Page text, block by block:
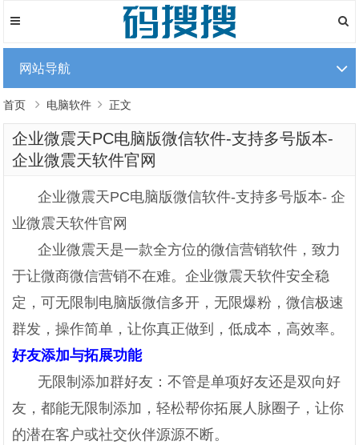
网站导航
首页 电脑软件 正文
企业微震天PC电脑版微信软件-支持多号版本-
企业微震天软件官网
企业微震天PC电脑版微信软件-支持多号版本- 企
业微震天软件官网
企业微震天是一款全方位的微信营销软件，致力
于让微商微信营销不在难。企业微震天软件安全稳
定，可无限制电脑版微信多开，无限爆粉，微信极速
群发，操作简单，让你真正做到，低成本，高效率。
好友添加与拓展功能
无限制添加群好友：不管是单项好友还是双向好
友，都能无限制添加，轻松帮你拓展人脉圈子，让你
的潜在客户或社交伙伴源源不断。